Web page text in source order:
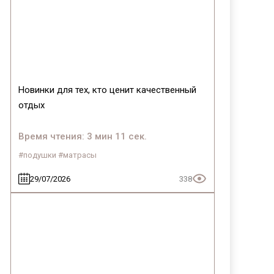
Новинки для тех, кто ценит качественный
отдых
Время чтения: 3 мин 11 сек.
#подушки #матрасы
29/07/2026 338